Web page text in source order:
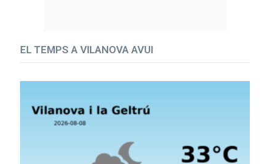
EL TEMPS A VILANOVA AVUI